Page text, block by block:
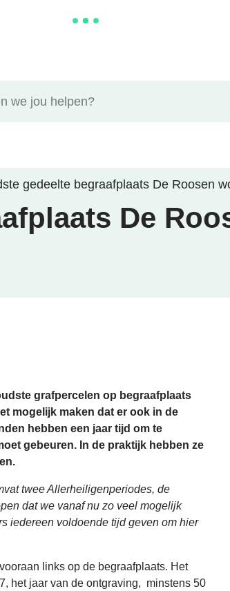
gedeelte begraafplaats De Roosen
De
grafpercelen op begraafplaats
mogelijk maken dat er ook in de
hebben een jaar tijd om te
gebeuren. In de praktijk hebben ze
twee Allerheiligenperiodes, de
dat we vanaf nu zo veel mogelijk
iedereen voldoende tijd geven om hier
links op de begraafplaats. Het
het jaar van de ontgraving, minstens 50